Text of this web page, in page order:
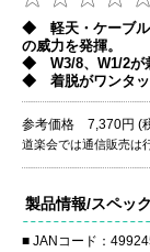
◆ 軽天・ケーブル
の威力を発揮。
◆ W3/8、W1/2が
◆ 着脱がワンタッ
参考価格 7,370円 (
道楽会では通信販売は
製品情報/スペック
JANコード：